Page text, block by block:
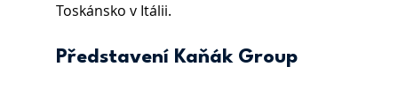
Toskánsko v Itálii.
Představení Kaňák Group